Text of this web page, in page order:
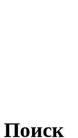
Поиск